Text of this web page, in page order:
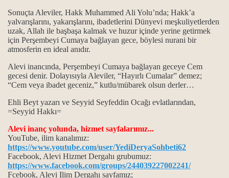
Sonuçta Aleviler, Hakk Muhammed Ali Yolu’nda; Hakk’a
yalvarışlarını, yakarışlarını, ibadetlerini Dünyevi meşkuliyetlerden
uzak, Allah ile başbaşa kalmak ve huzur içinde yerine getirmek
için Perşembeyi Cumaya bağlayan gece, böylesi nurani bir
atmosferin en ideal anıdır.
Alevi inancında, Perşembeyi Cumaya bağlayan geceye Cem
gecesi denir. Dolayısıyla Aleviler, “Hayırlı Cumalar” demez;
“Cem veya ibadet geceniz,” kutlu/mübarek olsun derler…
Ehli Beyt yazarı ve Seyyid Seyfeddin Ocağı evlatlarından,
=Seyyid Hakkı=
Alevi inanç yolunda, hizmet sayfalarımız...
YouTube, ilim kanalımız:
https://www.youtube.com/user/YediDeryaSohbeti62
Facebook, Alevi Hizmet Dergahı grubumuz:
https://www.facebook.com/groups/244039227002241/
Fcebook, Alevi Ilim Dergahı sayfamız;
mi?